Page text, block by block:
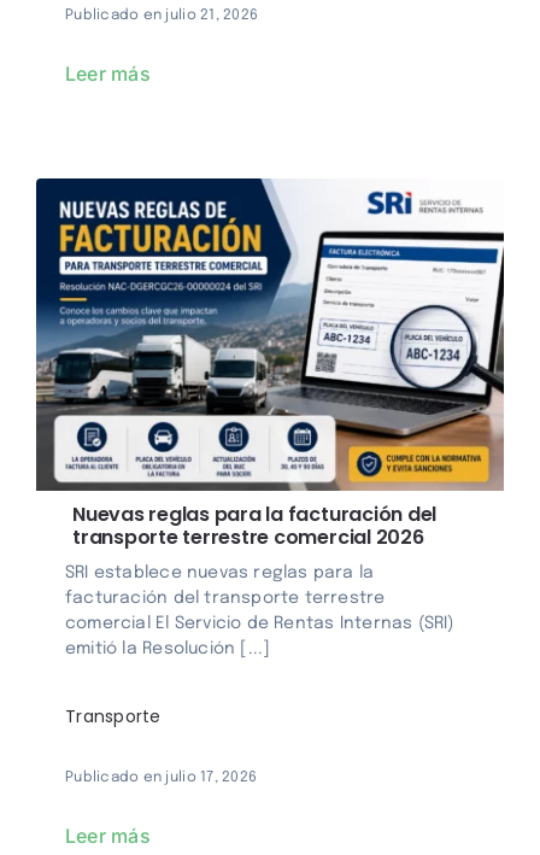
Publicado en julio 21, 2026
Leer más
Nuevas reglas para la facturación del
transporte terrestre comercial 2026
SRI establece nuevas reglas para la
facturación del transporte terrestre
comercial El Servicio de Rentas Internas (SRI)
emitió la Resolución [...]
Transporte
Publicado en julio 17, 2026
Leer más